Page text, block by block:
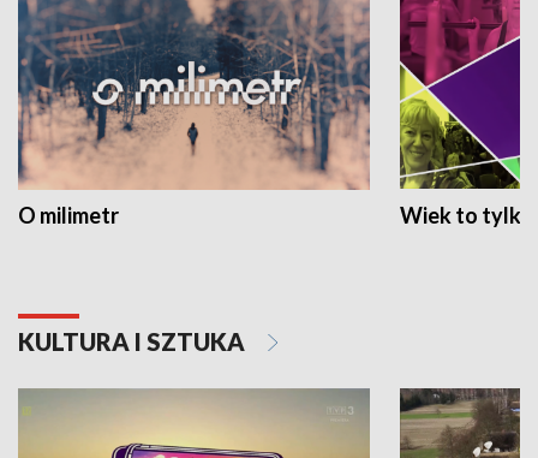
O milimetr Wiek to tylko
KULTURA I SZTUKA